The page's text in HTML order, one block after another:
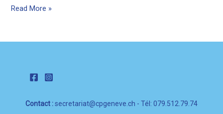
Patinage
Read More »
Contact :secretariat@cpgeneve.ch - Tél: 079.512.79.74